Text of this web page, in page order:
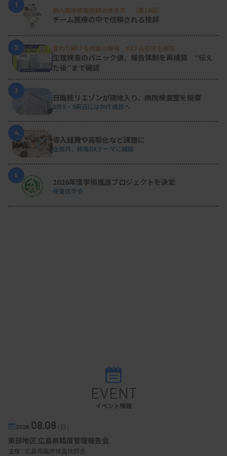
1
新人臨床検査技師の歩き方 ［第16回］
チーム医療の中で信頼される技師
2 変わり続ける検査の現場 #32 山形済生病院
生理検査のパニック値、報告体制を再構築 “伝え
た後”まで確認
3
日臨技リエゾンが現地入り、病院検査室を視察
8月8・9両日にはDVT検診へ
4
導入経費や高齢化など課題に
全医共、検査DXテーマに議論
5
2026年度学術推進プロジェクトを決定
検査医学会
EVENT
イベント情報
2026. 08.09（日）
東部地区 広島県精度管理報告会
主催 : 広島県臨床検査技師会